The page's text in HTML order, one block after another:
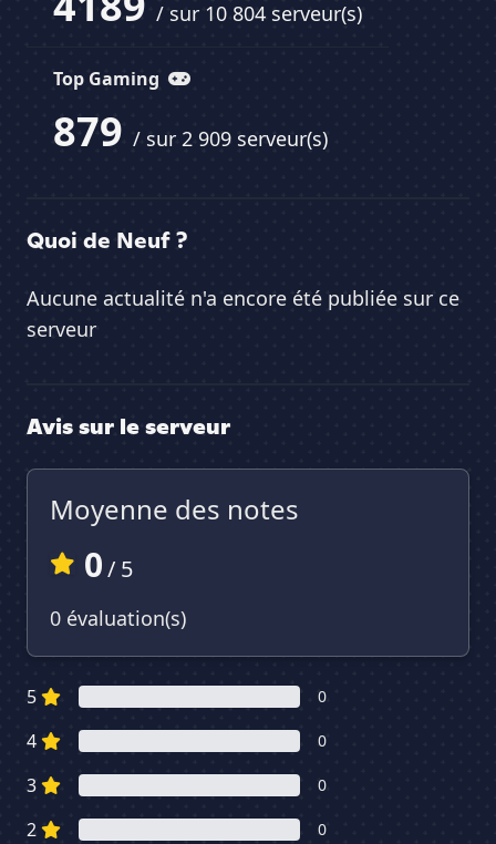
/ sur 10 804 serveur(s)
Top Gaming
879 / sur 2 909 serveur(s)
Quoi de Neuf ?
Aucune actualité n'a encore été publiée sur ce
serveur
Avis sur le serveur
Moyenne des notes
0/ 5
0 évaluation(s)
5 0
4 0
3 0
2 0